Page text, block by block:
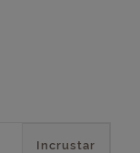
Incrustar